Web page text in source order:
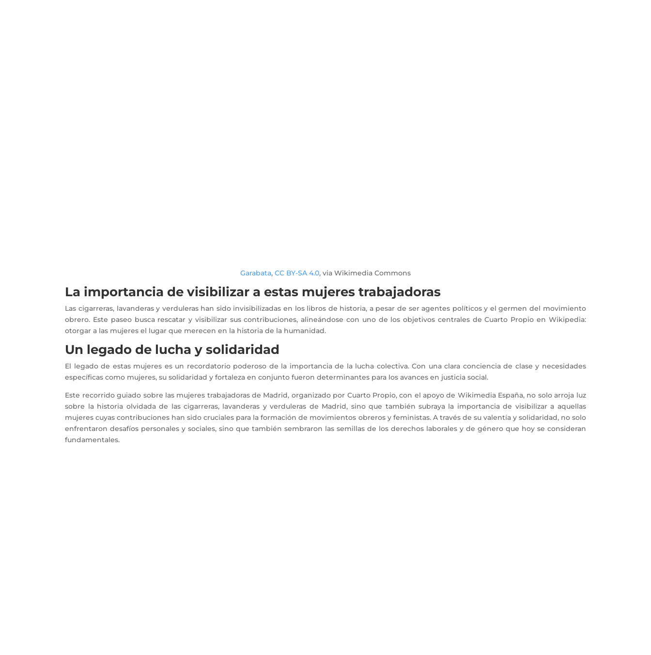
Garabata, CC BY-SA 4.0, via Wikimedia Commons
La importancia de visibilizar a estas mujeres trabajadoras
Las cigarreras, lavanderas y verduleras han sido invisibilizadas en los libros de historia, a pesar de ser agentes políticos y el germen del movimiento
obrero. Este paseo busca rescatar y visibilizar sus contribuciones, alineándose con uno de los objetivos centrales de Cuarto Propio en Wikipedia:
otorgar a las mujeres el lugar que merecen en la historia de la humanidad.
Un legado de lucha y solidaridad
El legado de estas mujeres es un recordatorio poderoso de la importancia de la lucha colectiva. Con una clara conciencia de clase y necesidades
específicas como mujeres, su solidaridad y fortaleza en conjunto fueron determinantes para los avances en justicia social.
Este recorrido guiado sobre las mujeres trabajadoras de Madrid, organizado por Cuarto Propio, con el apoyo de Wikimedia España, no solo arroja luz
sobre la historia olvidada de las cigarreras, lavanderas y verduleras de Madrid, sino que también subraya la importancia de visibilizar a aquellas
mujeres cuyas contribuciones han sido cruciales para la formación de movimientos obreros y feministas. A través de su valentía y solidaridad, no solo
enfrentaron desafíos personales y sociales, sino que también sembraron las semillas de los derechos laborales y de género que hoy se consideran
fundamentales.